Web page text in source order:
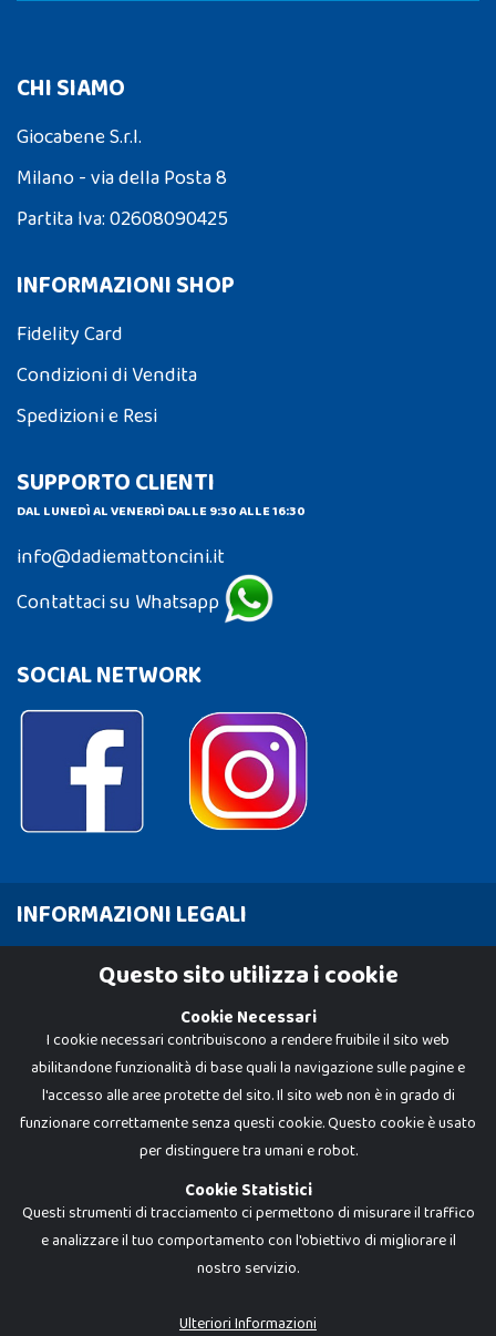
CHI SIAMO
Giocabene S.r.l.
Milano - via della Posta 8
Partita Iva: 02608090425
INFORMAZIONI SHOP
Fidelity Card
Condizioni di Vendita
Spedizioni e Resi
SUPPORTO CLIENTI
DAL LUNEDÌ AL VENERDÌ DALLE 9:30 ALLE 16:30
info@dadiemattoncini.it
Contattaci su Whatsapp
SOCIAL NETWORK
INFORMAZIONI LEGALI
Cookie Policy
Dadi e Mattoncini è un brand di Giocabene Srl. Ogni riproduzione o utilizzo non
I prezzi e le promozioni pubblicate potrebbero differire da quanto esposto in
Questo sito utilizza i cookie
Cookie Necessari
I cookie necessari contribuiscono a rendere fruibile il sito web
abilitandone funzionalità di base quali la navigazione sulle pagine e
l'accesso alle aree protette del sito. Il sito web non è in grado di
funzionare correttamente senza questi cookie. Questo cookie è usato
per distinguere tra umani e robot.
Cookie Statistici
Questi strumenti di tracciamento ci permettono di misurare il traffico
e analizzare il tuo comportamento con l'obiettivo di migliorare il
nostro servizio.
Ulteriori Informazioni